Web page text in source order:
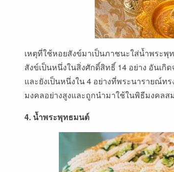
เหตุที่ใช้หอยสังข์มาเป็นภาชนะใส่น้ำพระ
สังข์เป็นหนึ่งในสิ่งศักดิ์สิทธิ์ 14 อย่าง อันเกิ
และยังเป็นหนึ่งใน 4 อย่างที่พระนารายณ์ท
มงคลอย่างสูงและถูกนำมาใช้ในพิธีมงคลส
4. น้ำพระพุทธมนต์